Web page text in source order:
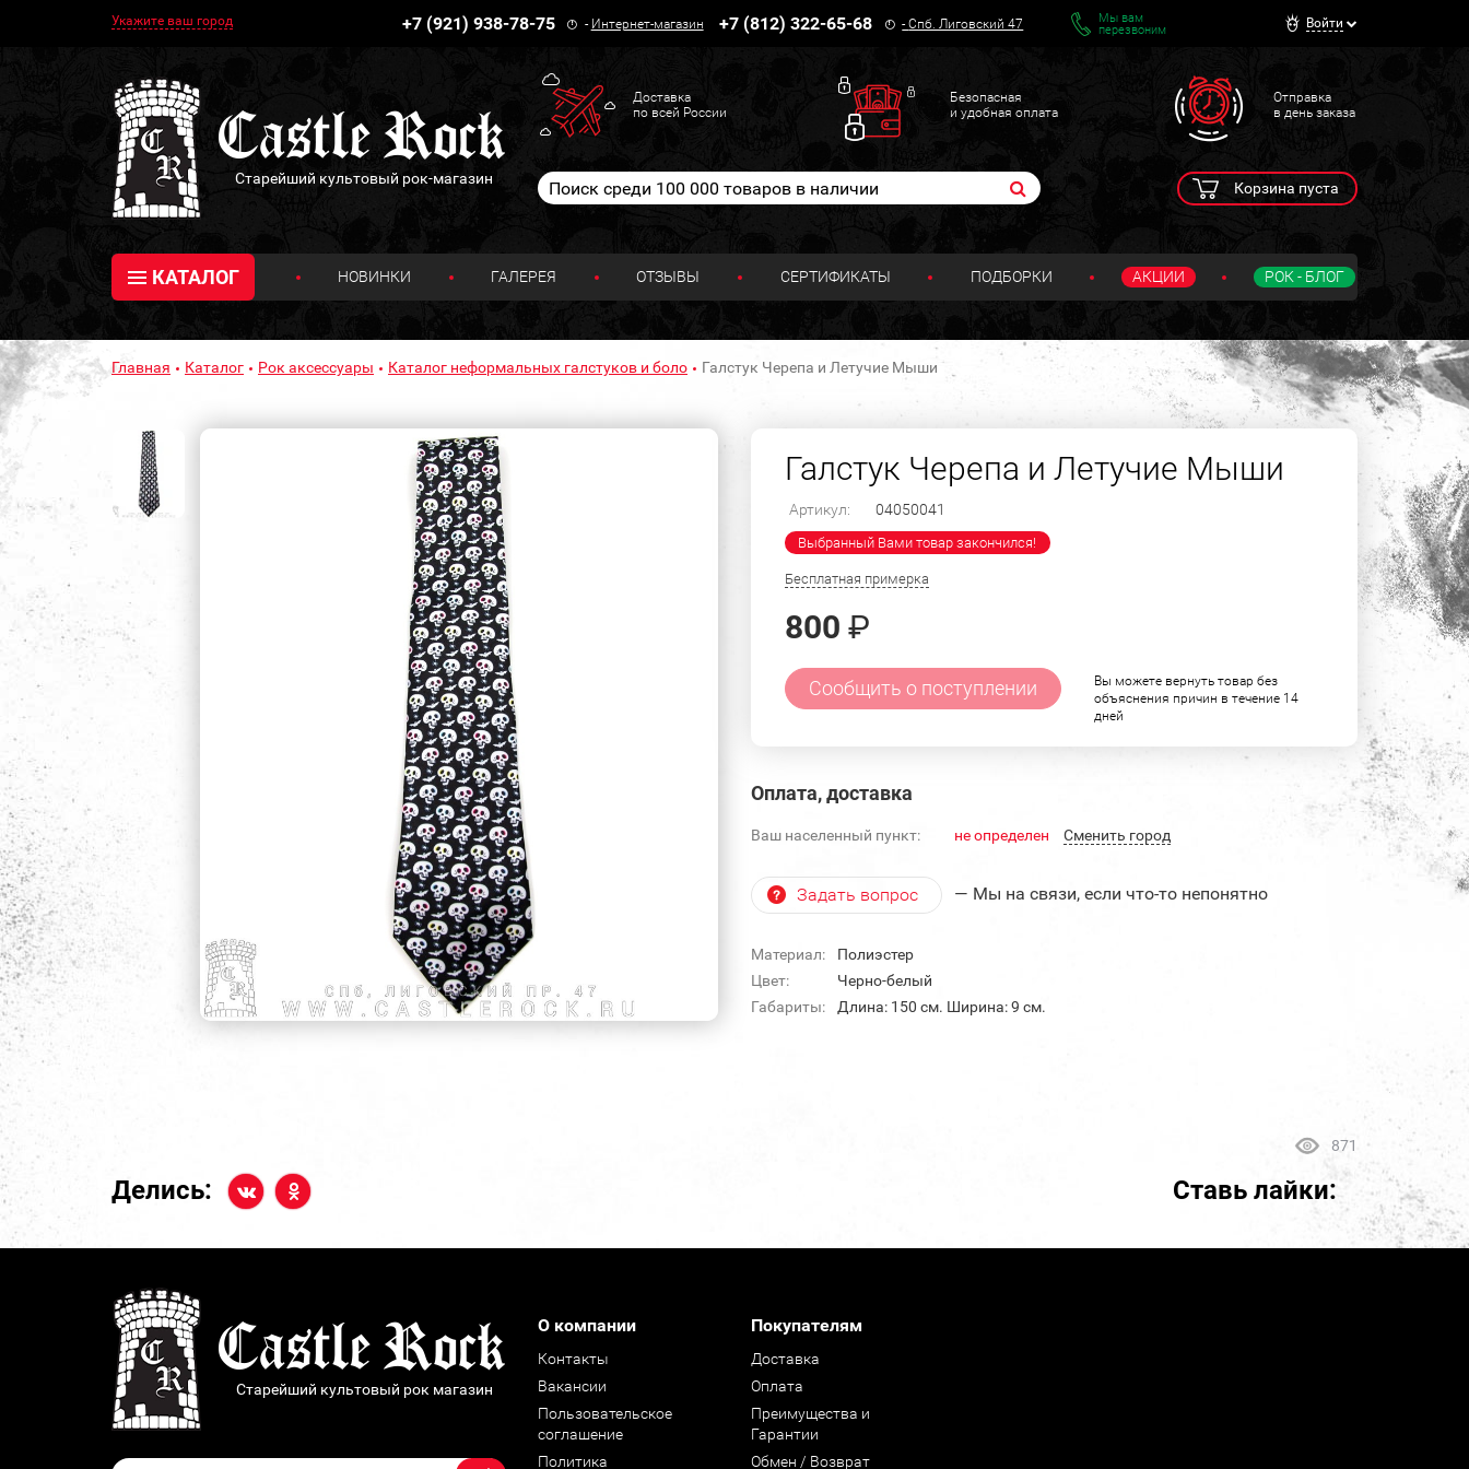
Укажите ваш город +7 (921) 938-78-75 - Интернет-магазин +7 (812) 322-65-68 -Спб. Лиговский 47
Мы вам
перезвоним
Войти
Старейший культовый рок-магазин
Доставка
по всей России
Безопасная
и удобная оплата
Отправка
в день заказа
Корзина пуста
КАТАЛОГ НОВИНКИ ГАЛЕРЕЯ ОТЗЫВЫ СЕРТИФИКАТЫ ПОДБОРКИ АКЦИИ РОК - БЛОГ
Главная Каталог Рок аксессуары Каталог неформальных галстуков и боло Галстук Черепа и Летучие Мыши
Галстук Черепа и Летучие Мыши
Артикул: 04050041
Выбранный Вами товар закончился!
Бесплатная примерка
800 ₽
Сообщить о поступлении
Вы можете вернуть товар без
объяснения причин в течение 14
дней
Оплата, доставка
Ваш населенный пункт: не определен Cменить город
Задать вопрос — Мы на связи, если что-то непонятно
Материал:
Полиэстер
Цвет:
Черно-белый
Габариты:
Длина: 150 см. Ширина: 9 см.
871
Делись: Ставь лайки:
Старейший культовый рок магазин
О компании
Контакты
Вакансии
Пользовательское
соглашение
Политика
Покупателям
Доставка
Оплата
Преимущества и
Гарантии
Обмен / Возврат